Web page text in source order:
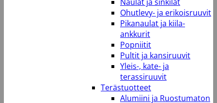
Ohutlevy- ja erikoisruuvit
Pikanaulat ja kiila-
ankkurit
Popniitit
Pultit ja kansiruuvit
Yleis-, kate- ja
terassiruuvit
Terästuotteet
Alumiini ja Ruostumaton